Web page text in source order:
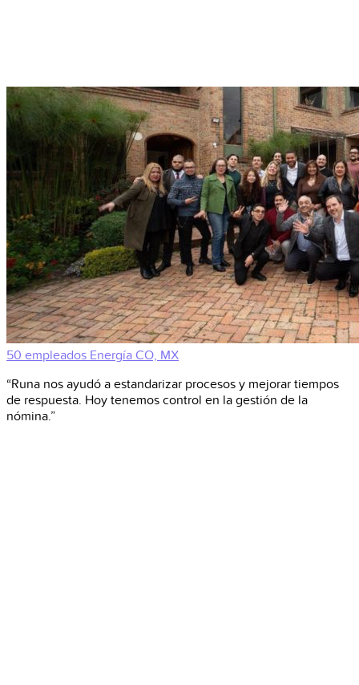
50 empleados Energía CO, MX
“Runa nos ayudó a estandarizar procesos y mejorar tiempos
de respuesta. Hoy tenemos control en la gestión de la
nómina.”